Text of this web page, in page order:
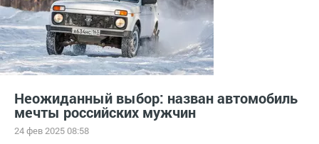
Неожиданный выбор: назван автомобиль
мечты российских мужчин
24 фев 2025 08:58